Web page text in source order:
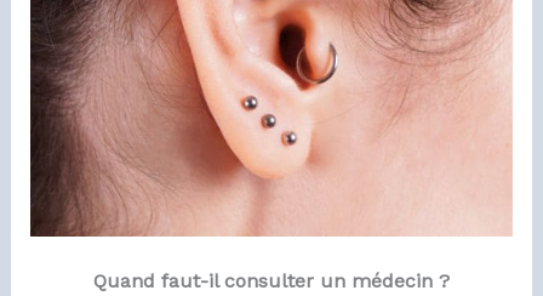
Quand faut-il consulter un médecin ?